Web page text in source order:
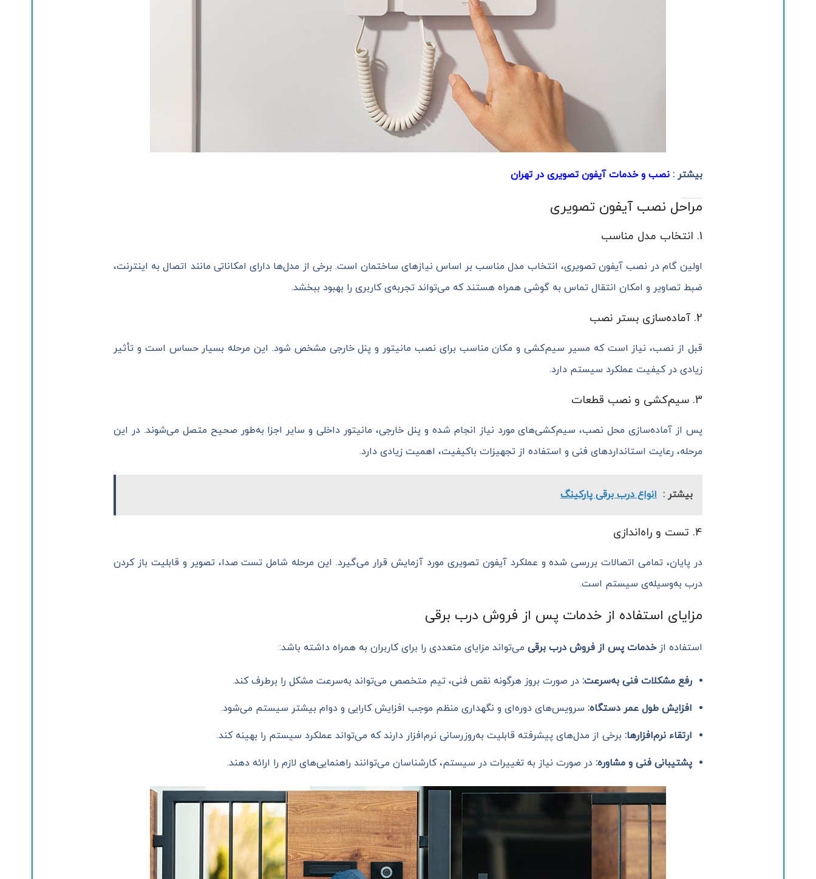
بیشتر : نصب و خدمات آیفون تصویری در تهران
مراحل نصب آیفون تصویری
1. انتخاب مدل مناسب
اولین گام در نصب آیفون تصویری، انتخاب مدل مناسب بر اساس نیازهای ساختمان است. برخی از مدل‌ها دارای امکاناتی مانند اتصال به اینترنت،
ضبط تصاویر و امکان انتقال تماس به گوشی همراه هستند که می‌تواند تجربه‌ی کاربری را بهبود ببخشد.
2. آماده‌سازی بستر نصب
قبل از نصب، نیاز است که مسیر سیم‌کشی و مکان مناسب برای نصب مانیتور و پنل خارجی مشخص شود. این مرحله بسیار حساس است و تأثیر
زیادی در کیفیت عملکرد سیستم دارد.
3. سیم‌کشی و نصب قطعات
پس از آماده‌سازی محل نصب، سیم‌کشی‌های مورد نیاز انجام شده و پنل خارجی، مانیتور داخلی و سایر اجزا به‌طور صحیح متصل می‌شوند. در این
مرحله، رعایت استانداردهای فنی و استفاده از تجهیزات باکیفیت، اهمیت زیادی دارد.
بیشتر : انواع درب برقی پارکینگ
4. تست و راه‌اندازی
در پایان، تمامی اتصالات بررسی شده و عملکرد آیفون تصویری مورد آزمایش قرار می‌گیرد. این مرحله شامل تست صدا، تصویر و قابلیت باز کردن
درب به‌وسیله‌ی سیستم است.
مزایای استفاده از خدمات پس از فروش درب برقی
استفاده ازخدمات پس از فروش درب برقی می‌تواند مزایای متعددی را برای کاربران به همراه داشته باشد:
رفع مشکلات فنی به‌سرعت: در صورت بروز هرگونه نقص فنی، تیم متخصص می‌تواند به‌سرعت مشکل را برطرف کند.
افزایش طول عمر دستگاه: سرویس‌های دوره‌ای و نگهداری منظم موجب افزایش کارایی و دوام بیشتر سیستم می‌شود.
ارتقاء نرم‌افزارها: برخی از مدل‌های پیشرفته قابلیت به‌روزرسانی نرم‌افزار دارند که می‌تواند عملکرد سیستم را بهینه کند.
پشتیبانی فنی و مشاوره: در صورت نیاز به تغییرات در سیستم، کارشناسان می‌توانند راهنمایی‌های لازم را ارائه دهند.